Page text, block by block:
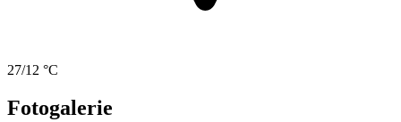
27/12 °C
Fotogalerie